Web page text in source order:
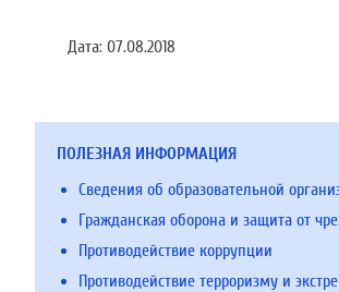
Дата: 07.08.2018
ПОЛЕЗНАЯ ИНФОРМАЦИЯ
Сведения об образовательной
Гражданская оборона и защита от
Противодействие коррупции
Противодействие терроризму и